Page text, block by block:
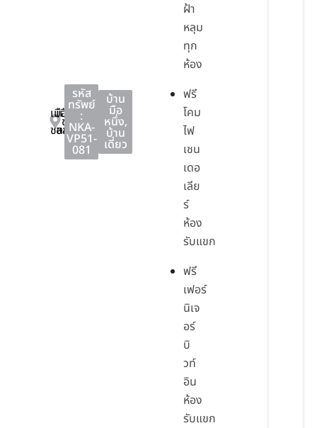
เมือง
ชลบุรี
เมือง
ชลบุรี
ชลบุรี
รหัส
ทรัพย์
:
NKA-
VP51-
081
บ้าน
มือ
หนึ่ง,
บ้าน
เดี่ยว
ฝ้า
หลุม
ทุก
ห้อง
ฟรี
โคม
ไฟ
เชน
เดอ
เลีย
ร์
ห้อง
รับแขก
ฟรี
เฟอร์
นิเจ
อร์
บิ
วท์
อิน
ห้อง
รับแขก